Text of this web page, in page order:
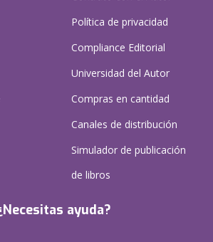
Política de privacidad
Compliance Editorial
Universidad del Autor
Compras en cantidad
Canales de distribución
Simulador de publicación
de libros
ayuda?